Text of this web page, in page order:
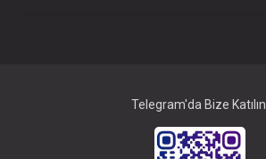
Telegram'da Bize Katılın.